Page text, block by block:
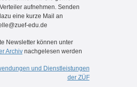
aufnehmen. Senden
eine kurze Mail an
edu.de
Newsletter können unter
Archivnachgelesen werden
und Dienstleistungen
der ZÜF